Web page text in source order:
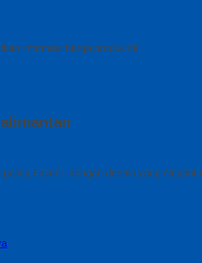
informasi harga produk ini.
Favorit. dengan desain yang